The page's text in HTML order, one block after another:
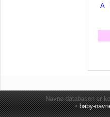
A
Navne-databasen er
•baby-